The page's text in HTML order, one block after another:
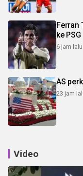
Ferran
ke PSG
6 jam lalu
AS
23 jam
Video